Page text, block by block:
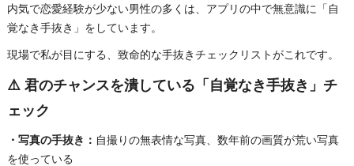
内気で恋愛経験が少ない男性の多くは、アプリの中で無意識に「自
覚なき手抜き」をしています。
現場で私が目にする、致命的な手抜きチェックリストがこれです。
⚠️ 君のチャンスを潰している「自覚なき手抜き」チ
ェック
・写真の手抜き： 自撮りの無表情な写真、数年前の画質が荒い写真
を使っている